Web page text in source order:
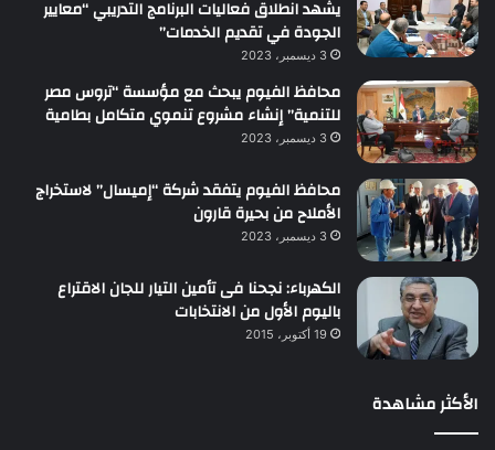
يشهد انطلاق فعاليات البرنامج التدريبي “معايير
الجودة في تقديم الخدمات”
3 ديسمبر، 2023
محافظ الفيوم يبحث مع مؤسسة “تروس مصر
للتنمية” إنشاء مشروع تنموي متكامل بطامية
3 ديسمبر، 2023
محافظ الفيوم يتفقد شركة “إميسال” لاستخراج
الأملاح من بحيرة قارون
3 ديسمبر، 2023
الكهرباء: نجحنا فى تأمين التيار للجان الاقتراع
باليوم الأول من الانتخابات
19 أكتوبر، 2015
الأكثر مشاهدة